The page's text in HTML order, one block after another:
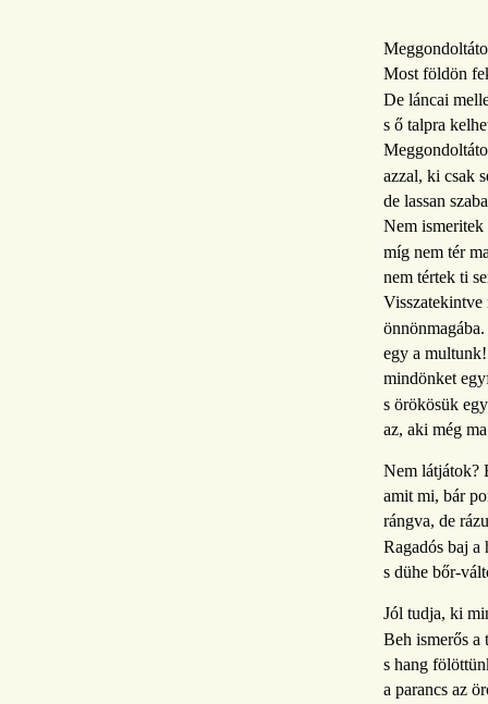
Most földön
De láncai
s ő talpra
azzal, ki csak
de lassan
Nem ismeritek
míg nem tér
nem tértek ti
Visszatekintve
egy a
mindönket
s örökösük
az, aki még
Nem látjátok?
amit mi, bár
rángva, de
Ragadós baj a
s dühe bőr-
Jól tudja, ki
Beh ismerős a
s hang
a parancs az